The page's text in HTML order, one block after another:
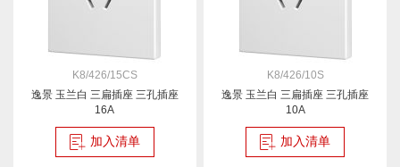
K8/426/15CS
逸景 玉兰白 三扁插座 三孔插座
16A
加入清单
K8/426/10S
逸景 玉兰白 三扁插座 三孔插座
10A
加入清单